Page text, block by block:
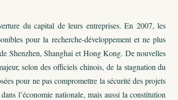
du capital de leurs entreprises. En 2007, les
pour la recherche-développement et ne plus
Shenzhen, Shanghai et Hong Kong. De nouvelles
selon des officiels chinois, de la stagnation du
pour ne pas compromettre la sécurité des projets
l’économie nationale, mais aussi la constitution